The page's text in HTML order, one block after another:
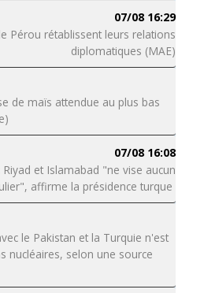
07/08 16:29
Pérou rétablissent leurs relations
diplomatiques (MAE)
de maïs attendue au plus bas
07/08 16:08
et Islamabad "ne vise aucun
affirme la présidence turque
le Pakistan et la Turquie n'est
nucléaires, selon une source